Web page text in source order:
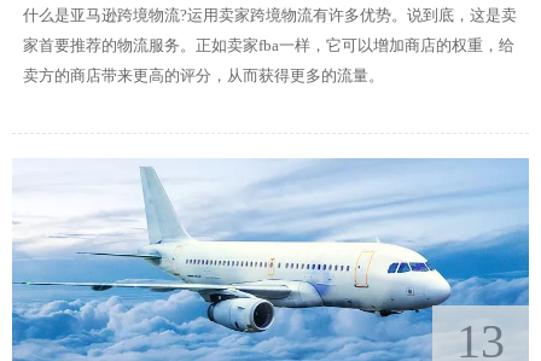
什么是亚马逊跨境物流?运用卖家跨境物流有许多优势。说到底，这是卖
家首要推荐的物流服务。正如卖家fba一样，它可以增加商店的权重，给
卖方的商店带来更高的评分，从而获得更多的流量。
13